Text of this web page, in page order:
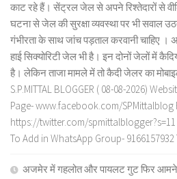
काट रहे हैं। सेंट्रल जेल से अपने रिश्तेदारों से
घटना से जेल की सुरक्षा व्यवस्था पर भी सवाल
गंभीरता के साथ जांच पड़ताल करवानी
हाई सिक्योरिटी जेल भी है। इन दोनों जेलों में
है। लेकिन ताजा मामले में तो कैदी जेलर का
S.P.MITTAL BLOGGER ( 08-08-2026)
Page- www.facebook.com/SPMittalblog
https://twitter.com/
To Add in WhatsApp Group-
अजमेर में गहलोत और पायलट गुट फिर